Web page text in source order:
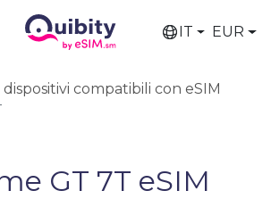
IT EUR
dispositivi compatibili con eSIM
GT 7T eSIM